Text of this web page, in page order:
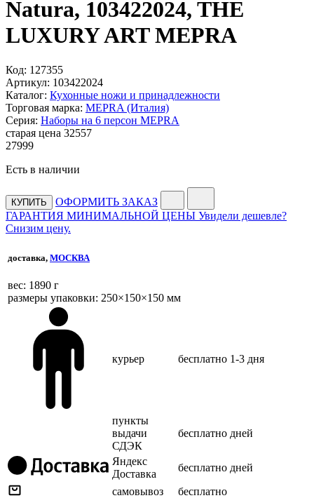
Natura, 103422024, THE
LUXURY ART MEPRA
Код: 127355
Артикул: 103422024
Каталог: Кухонные ножи и принадлежности
Торговая марка: MEPRA (Италия)
Серия: Наборы на 6 персон MEPRA
старая цена 32557
27999
Есть в наличии
КУПИТЬ
ОФОРМИТЬ ЗАКАЗ
ГАРАНТИЯ МИНИМАЛЬНОЙ ЦЕНЫ Увидели дешевле?
Снизим цену.
доставка, МОСКВА
веc: 1890 г
размеры упаковки: 250×150×150 мм
курьер бесплатно 1-3 дня
пункты
выдачи
СДЭК
бесплатно дней
Яндекс
Доставка
бесплатно дней
самовывоз
бесплатно